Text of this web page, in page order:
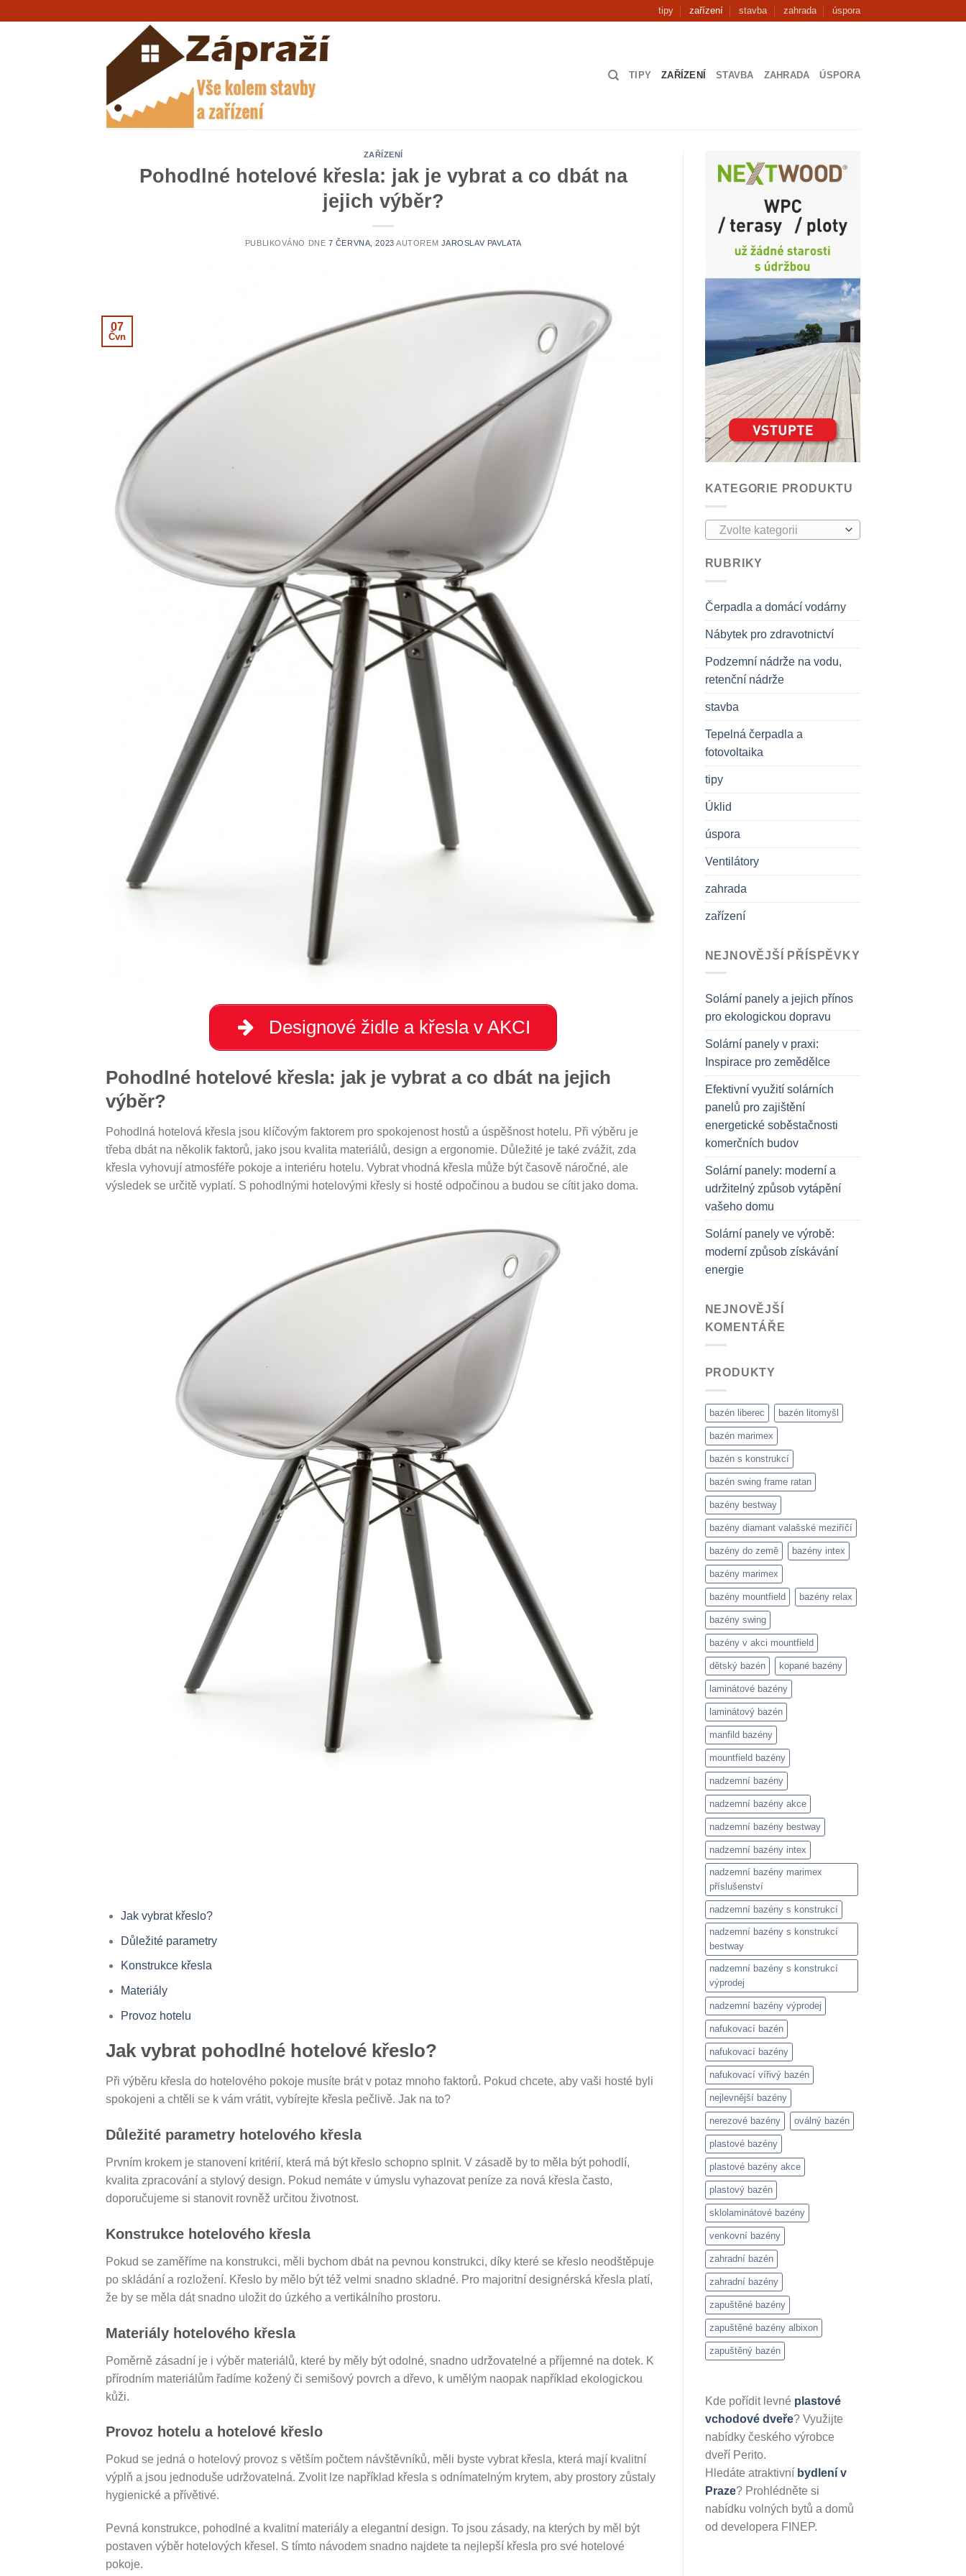
tipy zařízení stavba zahrada úspora
TIPY ZAŘÍZENÍ STAVBA ZAHRADA ÚSPORA
ZAŘÍZENÍ
Pohodlné hotelové křesla: jak je vybrat a co dbát na
jejich výběr?
PUBLIKOVÁNO DNE 7 ČERVNA, 2023 AUTOREM JAROSLAV PAVLATA
07
Čvn
Designové židle a křesla v AKCI
Pohodlné hotelové křesla: jak je vybrat a co dbát na jejich
výběr?
Pohodlná hotelová křesla jsou klíčovým faktorem pro spokojenost hostů a úspěšnost hotelu. Při výběru je
třeba dbát na několik faktorů, jako jsou kvalita materiálů, design a ergonomie. Důležité je také zvážit, zda
křesla vyhovují atmosféře pokoje a interiéru hotelu. Vybrat vhodná křesla může být časově náročné, ale
výsledek se určitě vyplatí. S pohodlnými hotelovými křesly si hosté odpočinou a budou se cítit jako doma.
Jak vybrat křeslo?
Důležité parametry
Konstrukce křesla
Materiály
Provoz hotelu
Jak vybrat pohodlné hotelové křeslo?
Při výběru křesla do hotelového pokoje musíte brát v potaz mnoho faktorů. Pokud chcete, aby vaši hosté byli
spokojeni a chtěli se k vám vrátit, vybírejte křesla pečlivě. Jak na to?
Důležité parametry hotelového křesla
Prvním krokem je stanovení kritérií, která má být křeslo schopno splnit. V zásadě by to měla být pohodlí,
kvalita zpracování a stylový design. Pokud nemáte v úmyslu vyhazovat peníze za nová křesla často,
doporučujeme si stanovit rovněž určitou životnost.
Konstrukce hotelového křesla
Pokud se zaměříme na konstrukci, měli bychom dbát na pevnou konstrukci, díky které se křeslo neodštěpuje
po skládání a rozložení. Křeslo by mělo být též velmi snadno skladné. Pro majoritní designérská křesla platí,
že by se měla dát snadno uložit do úzkého a vertikálního prostoru.
Materiály hotelového křesla
Poměrně zásadní je i výběr materiálů, které by měly být odolné, snadno udržovatelné a příjemné na dotek. K
přírodním materiálům řadíme kožený či semišový povrch a dřevo, k umělým naopak například ekologickou
kůži.
Provoz hotelu a hotelové křeslo
Pokud se jedná o hotelový provoz s větším počtem návštěvníků, měli byste vybrat křesla, která mají kvalitní
výplň a jsou jednoduše udržovatelná. Zvolit lze například křesla s odnímatelným krytem, aby prostory zůstaly
hygienické a přívětivé.
Pevná konstrukce, pohodlné a kvalitní materiály a elegantní design. To jsou zásady, na kterých by měl být
postaven výběr hotelových křesel. S tímto návodem snadno najdete ta nejlepší křesla pro své hotelové
pokoje.
KATEGORIE PRODUKTU
Zvolte kategorii
RUBRIKY
Čerpadla a domácí vodárny
Nábytek pro zdravotnictví
Podzemní nádrže na vodu,
retenční nádrže
stavba
Tepelná čerpadla a
fotovoltaika
tipy
Úklid
úspora
Ventilátory
zahrada
zařízení
NEJNOVĚJŠÍ PŘÍSPĚVKY
Solární panely a jejich přínos
pro ekologickou dopravu
Solární panely v praxi:
Inspirace pro zemědělce
Efektivní využití solárních
panelů pro zajištění
energetické soběstačnosti
komerčních budov
Solární panely: moderní a
udržitelný způsob vytápění
vašeho domu
Solární panely ve výrobě:
moderní způsob získávání
energie
NEJNOVĚJŠÍ
KOMENTÁŘE
PRODUKTY
bazén liberec bazén litomyšl
bazén marimex
bazén s konstrukcí
bazén swing frame ratan
bazény bestway
bazény diamant valašské meziříčí
bazény do země bazény intex
bazény marimex
bazény mountfield bazény relax
bazény swing
bazény v akci mountfield
dětský bazén kopané bazény
laminátové bazény
laminátový bazén
manfild bazény
mountfield bazény
nadzemní bazény
nadzemní bazény akce
nadzemní bazény bestway
nadzemní bazény intex
nadzemní bazény marimex
příslušenství
nadzemní bazény s konstrukcí
nadzemní bazény s konstrukcí
bestway
nadzemní bazény s konstrukcí
výprodej
nadzemní bazény výprodej
nafukovací bazén
nafukovací bazény
nafukovací vířivý bazén
nejlevnější bazény
nerezové bazény oválný bazén
plastové bazény
plastové bazény akce
plastový bazén
sklolaminátové bazény
venkovní bazény
zahradní bazén
zahradní bazény
zapuštěné bazény
zapuštěné bazény albixon
zapuštěný bazén
Kde pořídit levné plastové
vchodové dveře? Využijte
nabídky českého výrobce
dveří Perito.
Hledáte atraktivní bydlení v
Praze? Prohlédněte si
nabídku volných bytů a domů
od developera FINEP.